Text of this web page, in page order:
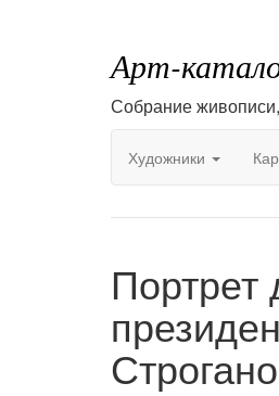
Арт-
Собрание
Художники
Портрет